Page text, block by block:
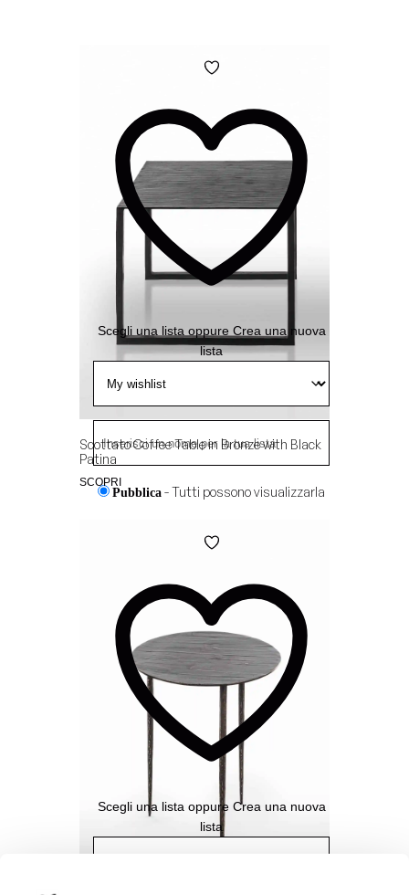
Wishlist
Scegli una listaoppure Crea una nuova
lista
Pubblica - Tutti possono visualizzarla
visualizzarla
Privata - Solo tu puoi visualizzarla
Aggiungi
alla
Wishlist
Scottato Coffee Table in Bronze with Black
Patina
SCOPRI
Wishlist
Scegli una lista oppure Crea una nuova
lista